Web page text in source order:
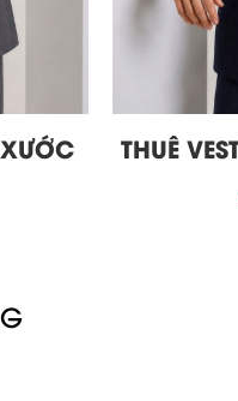
THUÊ